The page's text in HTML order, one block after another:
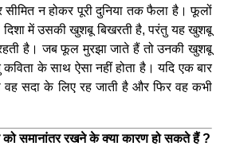
सीमित न होकर पूरी दुनिया तक फैला है। फूलों
दिशा में उसकी खुशबू बिखरती है, परंतु यह खुशबू
है। जब फूल मुरझा जाते हैं तो उनकी खुशबू
के साथ ऐसा नहीं होता है। यदि एक बार
सदा के लिए रह जाती है और फिर वह कभी
समानांतर रखने के क्या कारण हो सकते हैं ?